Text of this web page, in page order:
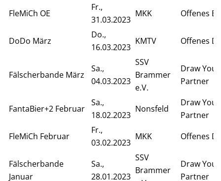
FleMiCh OE
Fr.,
31.03.2023
MKK Offenes
DoDo März
Do.,
16.03.2023
KMTV Offenes
Fälscherbande März
Sa.,
04.03.2023
SSV
Brammer
e.V.
Draw Your
Partner
FantaBier+2 Februar
Sa.,
18.02.2023
Nonsfeld
Draw Your
Partner
FleMiCh Februar
Fr.,
03.02.2023
MKK Offenes
Fälscherbande
Januar
Sa.,
28.01.2023
SSV
Brammer
Draw Your
Partner